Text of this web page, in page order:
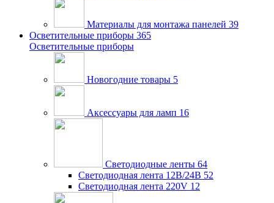
Материалы для монтажа панелей 39
Осветительные приборы 365
Осветительные приборы
Новогодние товары 5
Аксессуары для ламп 16
Светодиодные ленты 64
Светодиодная лента 12В/24В 52
Светодиодная лента 220V 12